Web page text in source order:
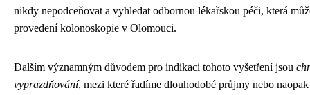
nikdy nepodceňovat a vyhledat odbornou lékařskou péči, která
provedení kolonoskopie v Olomouci.
Dalším významným důvodem pro indikaci tohoto vyšetření jsou
vyprazdňování, mezi které řadíme dlouhodobé průjmy nebo